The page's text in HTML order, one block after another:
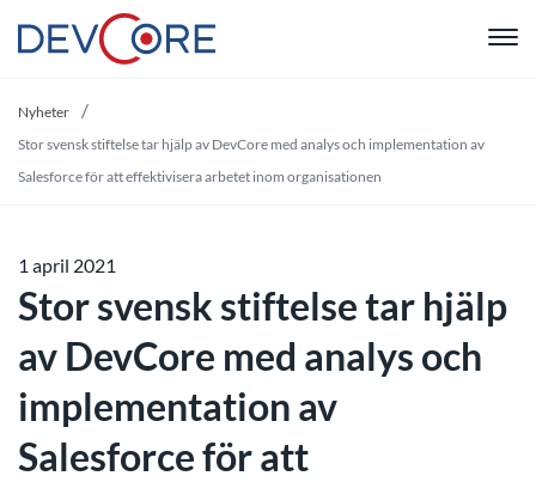
"Nyheter
Stor svensk stiftelse tar hjälp av DevCore med analys och implementation av
Salesforce för att effektivisera arbetet inom organisationen
1 april 2021
Stor svensk stiftelse tar hjälp
av DevCore med analys och
implementation av
Salesforce för att